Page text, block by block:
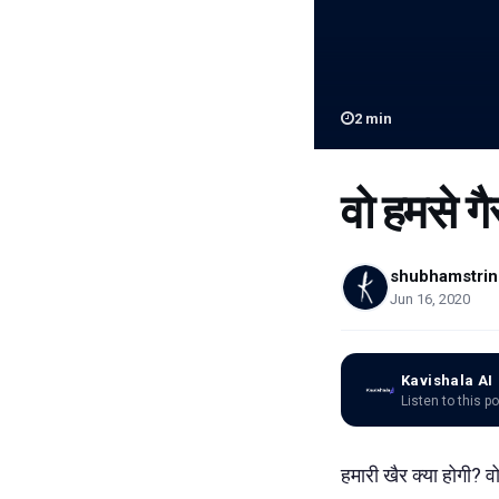
2 min
वो हमसे
Jun 16, 2020
Kavishala AI
Listen to this
हमारी खैर क्या होगी?